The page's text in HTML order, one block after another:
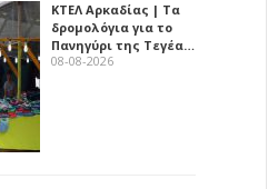
ΚΤΕΛ Αρκαδίας | Τα
δρομολόγια για το
Πανηγύρι της Τεγέα…
08-08-2026